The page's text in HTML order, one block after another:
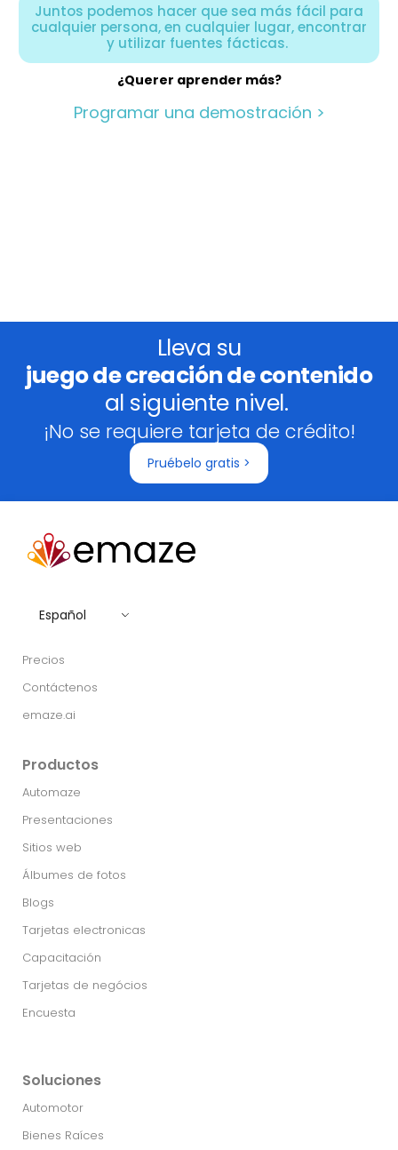
Juntos podemos hacer que sea más fácil para
cualquier persona, en cualquier lugar, encontrar
y utilizar fuentes fácticas.
¿Querer aprender más?
Programar una demostración >
Lleva su
juego de creación de contenido
al siguiente nivel.
¡No se requiere tarjeta de crédito!
Pruébelo gratis >
Español
Precios
Contáctenos
emaze.ai
Productos
Automaze
Presentaciones
Sitios web
Álbumes de fotos
Blogs
Tarjetas electronicas
Capacitación
Tarjetas de negócios
Encuesta
Soluciones
Automotor
Bienes Raíces